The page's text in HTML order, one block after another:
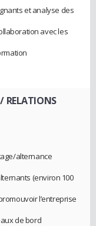
et analyse des
avec les
RELATIONS
alternance
(environ 100
l’entreprise
de bord